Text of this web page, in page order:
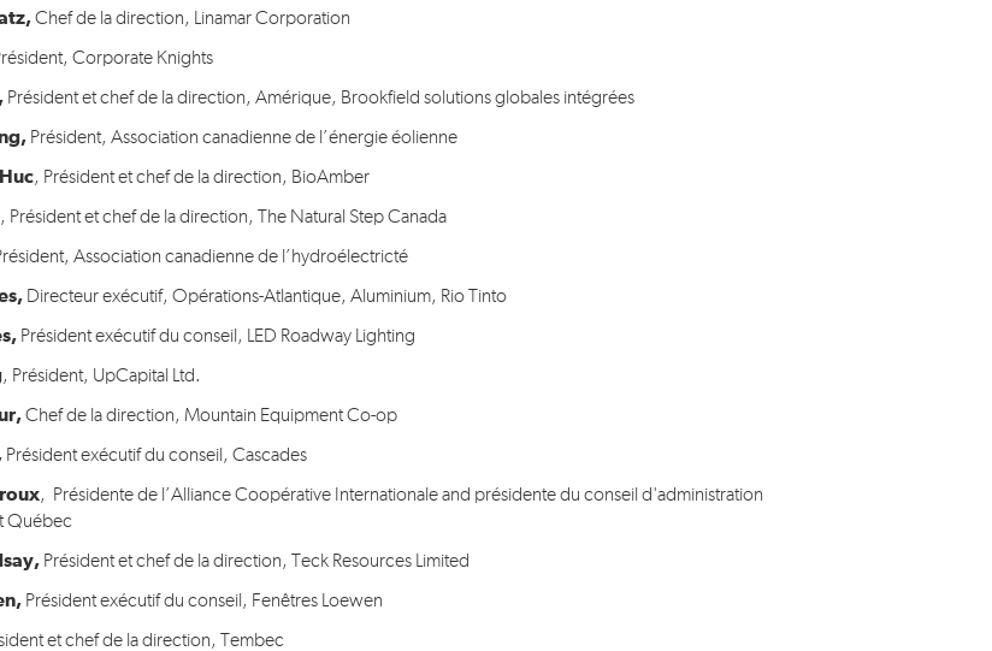
Chef de la direction, Linamar Corporation
Corporate Knights
Président et chef de la direction, Amérique, Brookfield solutions globales intégrées
Président, Association canadienne de l’énergie éolienne
, Président et chef de la direction, BioAmber
, Président et chef de la direction, The Natural Step Canada
Association canadienne de l’hydroélectricté
Directeur exécutif, Opérations-Atlantique, Aluminium, Rio Tinto
Président exécutif du conseil, LED Roadway Lighting
, Président, UpCapital Ltd.
Chef de la direction, Mountain Equipment Co-op
Président exécutif du conseil, Cascades
, Présidente de l’Alliance Coopérative Internationale and présidente du conseil d'administration
Québec
Président et chef de la direction, Teck Resources Limited
Président exécutif du conseil, Fenêtres Loewen
et chef de la direction, Tembec